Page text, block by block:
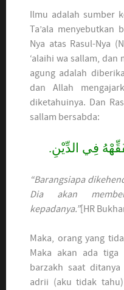
Ilmu adalah sumber
Ta’ala menyebutkan
Nya atas Rasul-Nya
‘alaihi wa sallam,
agung adalah
dan Allah
diketahuinya. Dan
sallam bersabda:
فِي الدِّيْنِ.
“Barangsiapa
Dia akan
kepadanya.”[HR
Maka, orang yang
Maka akan ada
barzakh saat
adrii (aku tidak